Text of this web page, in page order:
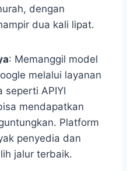
dengan
dua kali lipat.
: Memanggil model
melalui layanan
seperti APIYI
mendapatkan
Platform
penyedia dan
jalur terbaik.